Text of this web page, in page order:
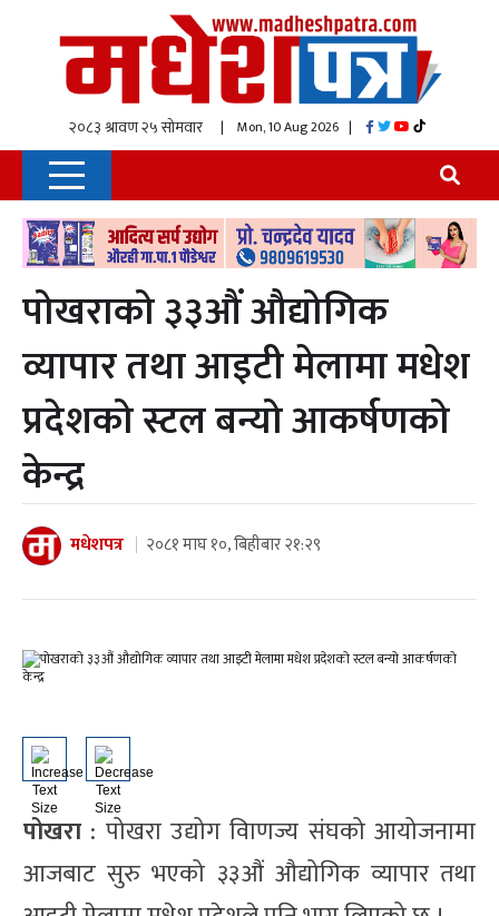
| Mon, 10 Aug 2026 |
पोखराको ३३औं औद्योगिक
व्यापार तथा आइटी मेलामा मधेश
प्रदेशको स्टल बन्यो आकर्षणको
केन्द्र
मधेशपत्र २०८१ माघ १०, बिहीबार २१:२९
पोखरा : पोखरा उद्योग वािणज्य संघको आयोजनामा
आजबाट सुरु भएको ३३औं औद्योगिक व्यापार तथा